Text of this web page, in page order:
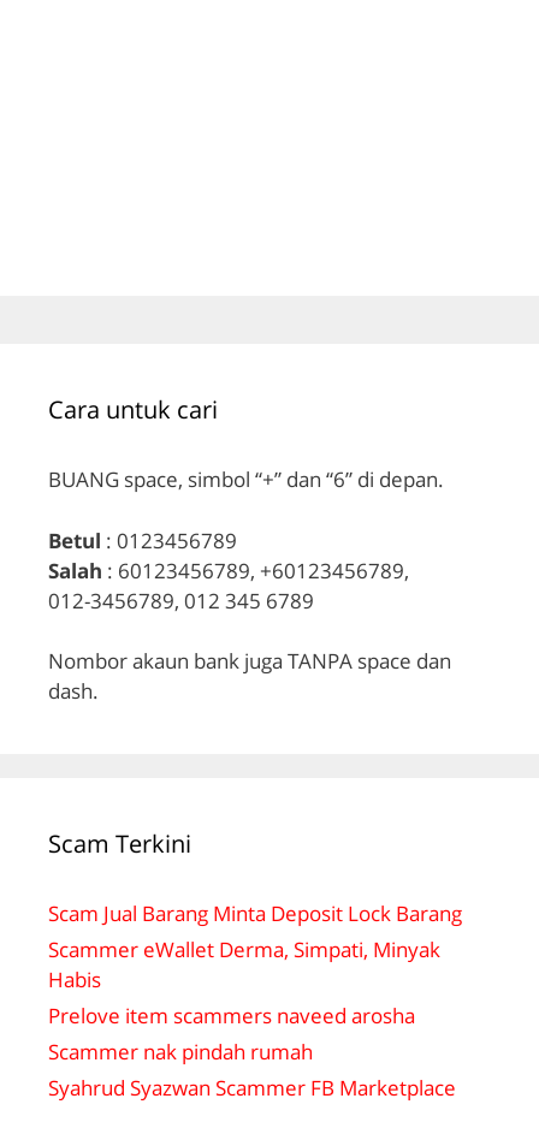
Cara untuk cari
BUANG space, simbol “+” dan “6” di depan.
Betul : 0123456789
Salah : 60123456789, +60123456789,
012-3456789, 012 345 6789
Nombor akaun bank juga TANPA space dan
dash.
Scam Terkini
Scam Jual Barang Minta Deposit Lock Barang
Scammer eWallet Derma, Simpati, Minyak
Habis
Prelove item scammers naveed arosha
Scammer nak pindah rumah
Syahrud Syazwan Scammer FB Marketplace